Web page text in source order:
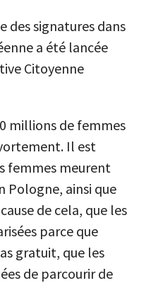
des signatures dans
a été lancée
Citoyenne
millions de femmes
Il est
femmes meurent
Pologne, ainsi que
de cela, que les
parce que
gratuit, que les
de parcourir de